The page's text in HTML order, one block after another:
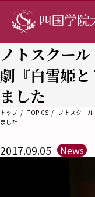
ノトスクー
劇『白雪姫
ました
トップ TOPICS
ノトスクー
ました
2017.09.05 News